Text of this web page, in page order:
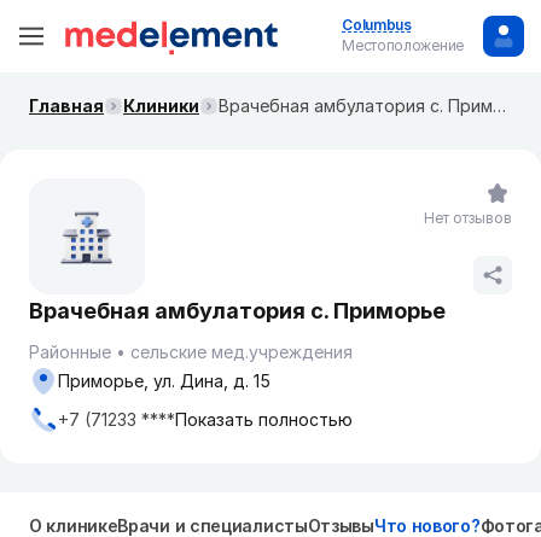
Columbus
Местоположение
Главная Клиники Врачебная амбулатория с. Приморье
Врачебная амбулатория с. Приморье
Районные
сельские мед.учреждения
Приморье, ул. Дина, д. 15
+7 (71233 ****Показать полностью
Нет отзывов
О клиникеВрачи и специалистыОтзывыЧто нового?